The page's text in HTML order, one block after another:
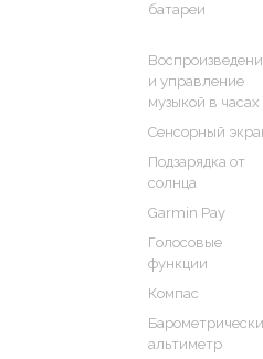
батареи
и управление
музыкой в часах
Сенсорный
Подзарядка от
солнца
Garmin Pay
Голосовые
функции
Компас
альтиметр